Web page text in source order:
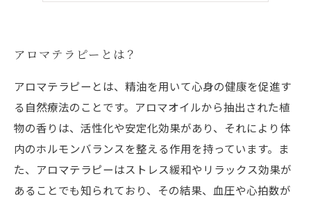
アロマテラピーとは？
アロマテラピーとは、精油を用いて心身の健康を促進す
る自然療法のことです。アロマオイルから抽出された植
物の香りは、活性化や安定化効果があり、それにより体
内のホルモンバランスを整える作用を持っています。ま
た、アロマテラピーはストレス緩和やリラックス効果が
あることでも知られており、その結果、血圧や心拍数が